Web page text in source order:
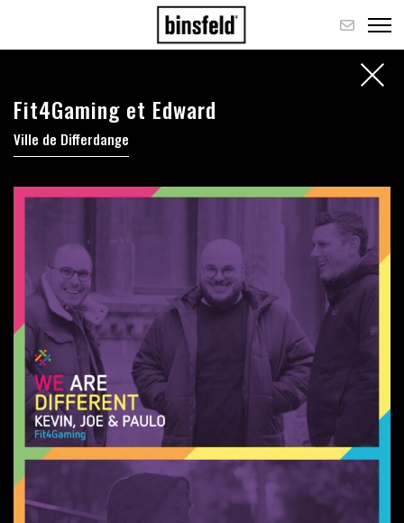
Fit4Gaming et Edward
Ville de Differdange